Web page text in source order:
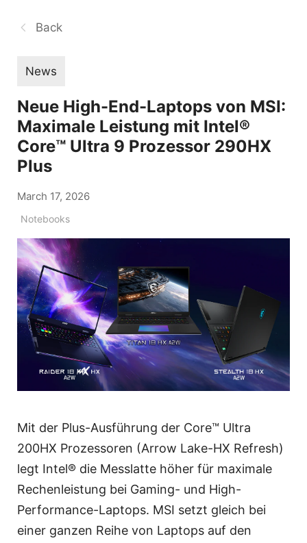
Back
News
Neue High-End-Laptops von MSI:
Maximale Leistung mit Intel®
Core™ Ultra 9 Prozessor 290HX
Plus
March 17, 2026
Notebooks
Mit der Plus-Ausführung der Core™ Ultra
200HX Prozessoren (Arrow Lake-HX Refresh)
legt Intel® die Messlatte höher für maximale
Rechenleistung bei Gaming- und High-
Performance-Laptops. MSI setzt gleich bei
einer ganzen Reihe von Laptops auf den